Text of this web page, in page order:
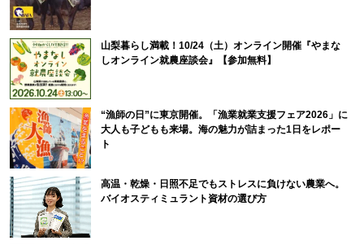
山梨暮らし満載！10/24（土）オンライン開催『やまな
しオンライン就農座談会』【参加無料】
“漁師の日”に東京開催。「漁業就業支援フェア2026」に
大人も子どもも来場。海の魅力が詰まった1日をレポー
ト
高温・乾燥・日照不足でもストレスに負けない農業へ。
バイオスティミュラント資材の選び方